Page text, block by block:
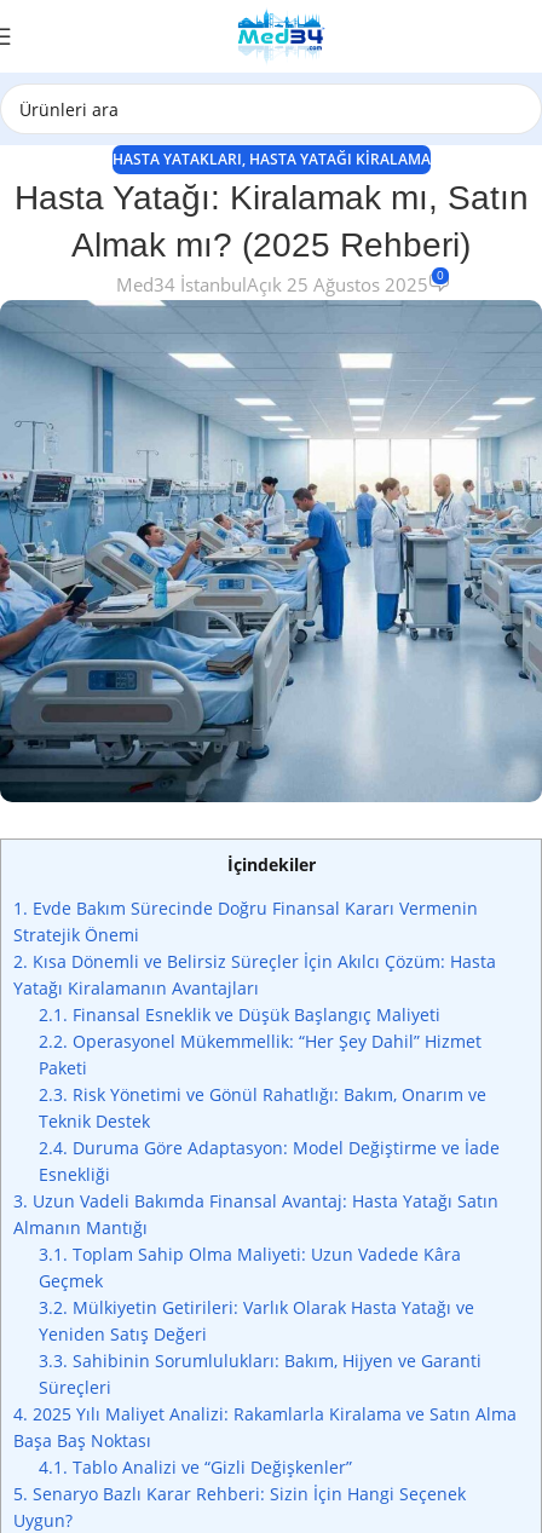
HASTA YATAKLARI, HASTA YATAĞI KIRALAMA
Hasta Yatağı: Kiralamak mı, Satın
Almak mı? (2025 Rehberi)
Med34 İstanbulAçık 25 Ağustos 2025 0
İçindekiler
1. Evde Bakım Sürecinde Doğru Finansal Kararı Vermenin
Stratejik Önemi
2. Kısa Dönemli ve Belirsiz Süreçler İçin Akılcı Çözüm: Hasta
Yatağı Kiralamanın Avantajları
2.1. Finansal Esneklik ve Düşük Başlangıç Maliyeti
2.2. Operasyonel Mükemmellik: “Her Şey Dahil” Hizmet
Paketi
2.3. Risk Yönetimi ve Gönül Rahatlığı: Bakım, Onarım ve
Teknik Destek
2.4. Duruma Göre Adaptasyon: Model Değiştirme ve İade
Esnekliği
3. Uzun Vadeli Bakımda Finansal Avantaj: Hasta Yatağı Satın
Almanın Mantığı
3.1. Toplam Sahip Olma Maliyeti: Uzun Vadede Kâra
Geçmek
3.2. Mülkiyetin Getirileri: Varlık Olarak Hasta Yatağı ve
Yeniden Satış Değeri
3.3. Sahibinin Sorumlulukları: Bakım, Hijyen ve Garanti
Süreçleri
4. 2025 Yılı Maliyet Analizi: Rakamlarla Kiralama ve Satın Alma
Başa Baş Noktası
4.1. Tablo Analizi ve “Gizli Değişkenler”
5. Senaryo Bazlı Karar Rehberi: Sizin İçin Hangi Seçenek
Uygun?